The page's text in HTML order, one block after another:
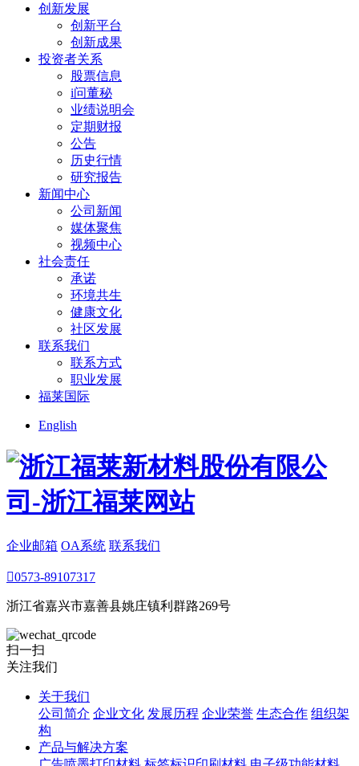
创新发展
创新平台
创新成果
投资者关系
股票信息
i问董秘
业绩说明会
定期财报
公告
历史行情
研究报告
新闻中心
公司新闻
媒体聚焦
视频中心
社会责任
承诺
环境共生
健康文化
社区发展
联系我们
联系方式
职业发展
福莱国际
English
企业邮箱 OA系统 联系我们
0573-89107317
浙江省嘉兴市嘉善县姚庄镇利群路269号
扫一扫
关注我们
关于我们
公司简介 企业文化 发展历程 企业荣誉 生态合作 组织架
构
产品与解决方案